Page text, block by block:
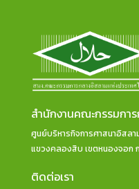
สำนักงานคณะกรรมกา
ศูนย์บริหารกิจการศาสนาอิสลา
แขวงคลองสิบ เขตหนองจอก
ติดต่อเรา